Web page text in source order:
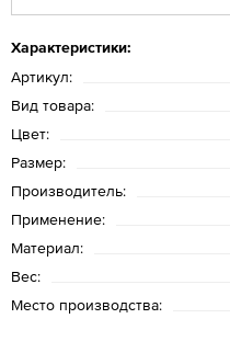
Характеристики:
Артикул:
Вид товара:
Цвет:
Размер:
Производитель:
Применение:
Материал:
Вес:
Место производства: